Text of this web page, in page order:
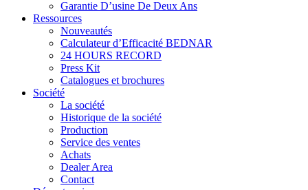
Garantie D’usine De Deux Ans
Ressources
Nouveautés
Calculateur d’Efficacité BEDNAR
24 HOURS RECORD
Press Kit
Catalogues et brochures
Société
La société
Historique de la société
Production
Service des ventes
Achats
Dealer Area
Contact